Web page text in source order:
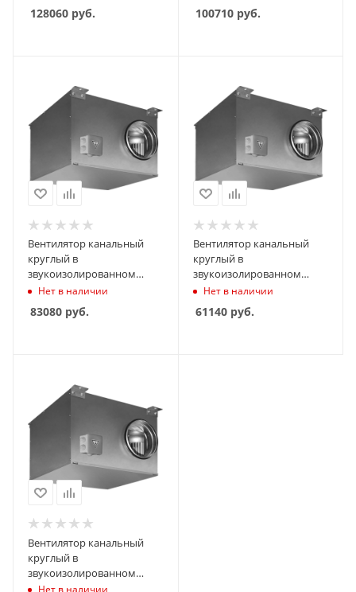
128060 руб. 100710руб.
Вентилятор канальный
круглый в
звукоизолированном
корпусе Shuft ICFE 200 VIM
Нет в наличии
83080 руб.
Вентилятор канальный
круглый в
звукоизолированном
корпусе Shuft ICFE 160 VIM
Нет в наличии
61140руб.
Вентилятор канальный
круглый в
звукоизолированном
корпусе Shuft ICFE 125 VIM